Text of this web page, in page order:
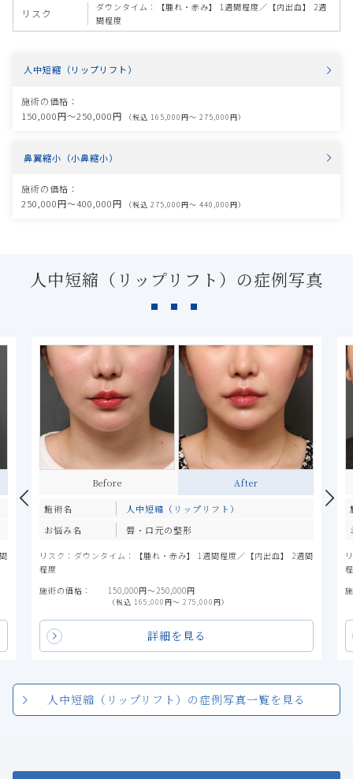
リスク
ダウンタイム：【腫れ・赤み】 1週間程度／【内出血】 2週
間程度
人中短縮（リップリフト）
施術の価格：
150,000円〜250,000円
（税込 165,000円〜 275,000円）
鼻翼縮小（小鼻縮小）
施術の価格：
250,000円〜400,000円
（税込 275,000円〜 440,000円）
人中短縮（リップリフト）の症例写真
Before After
施術名
人中短縮（リップリフト）
お悩み名
唇・口元の整形
リスク：ダウンタイム：【腫れ・赤み】 1週間程度／【内出血】 2週間
程度
施術の価格：
150,000円〜250,000円
（税込 165,000円〜 275,000円）
詳細を見る
人中短縮（リップリフト）の症例写真一覧を見る